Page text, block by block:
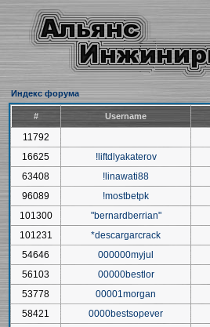
Индекс форума
# Username
11792
16625
!liftdlyakaterov
63408
!linawati88
96089
!mostbetpk
101300
"bernardberrian"
101231
*descargarcrack
54646
000000myjul
56103
00000bestlor
53778
00001morgan
58421
0000bestsopever